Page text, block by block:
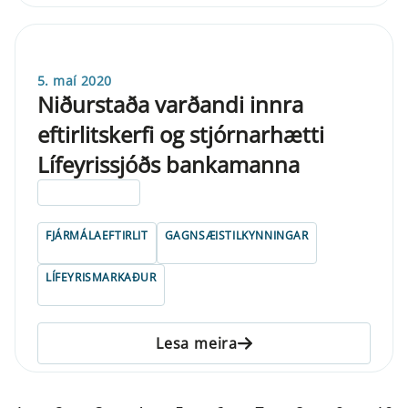
5. maí 2020
Niðurstaða varðandi innra
eftirlitskerfi og stjórnarhætti
Lífeyrissjóðs bankamanna
FJÁRMÁLAEFTIRLIT GAGNSÆISTILKYNNINGAR
LÍFEYRISMARKAÐUR
Lesa meira